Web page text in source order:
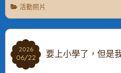
活動照片
2026
06/22
2026
06/22 要上小學了，但是